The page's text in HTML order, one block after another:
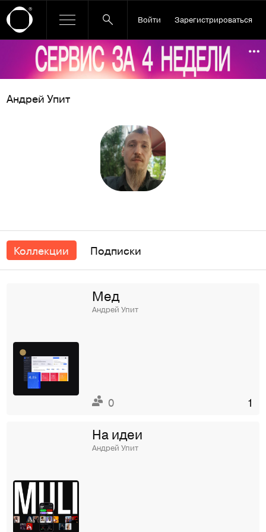
Войти Зарегистрироваться
Ссылка баннера
Андрей Упит
Коллекции Подписки
Мед
Андрей Упит
0 1
На идеи
Андрей Упит